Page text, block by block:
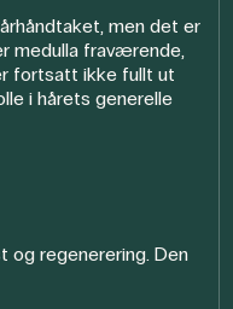
men det er
medulla fraværende,
fortsatt ikke fullt ut
i hårets generelle
og regenerering. Den